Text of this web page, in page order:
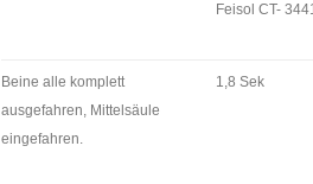
Feisol CT-
Beine alle komplett
ausgefahren, Mittelsäule
eingefahren.
1,8 Sek